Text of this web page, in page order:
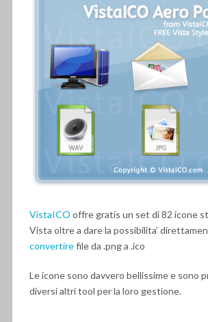
VistaICO offre gratis un set di 82 icone
Vista oltre a dare la possibilita’
convertirefile da .png a .ico
Le icone sono davvero bellissime e sono
diversi altri tool per la loro gestione.